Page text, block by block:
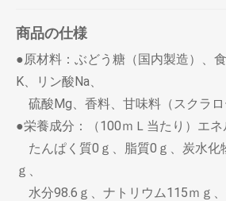
商品の仕様
●原材料：ぶどう糖（国内製造）、
K、リン酸Na、
硫酸Mg、香料、甘味料（スクラロ
●栄養成分：（100ｍＬ当たり）エ
たんぱく質0ｇ、脂質0ｇ、炭水化
ｇ、
水分98.6ｇ、ナトリウム115ｍｇ、